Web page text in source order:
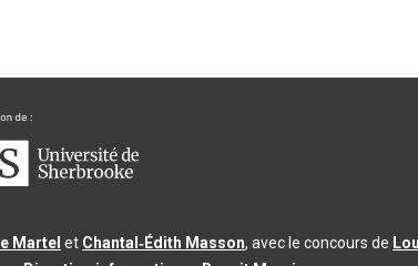
Martel et Chantal‑Édith Masson, avec le concours de